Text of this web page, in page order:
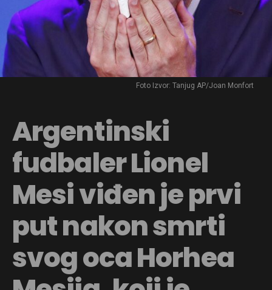
Foto Izvor: Tanjug AP/Joan Monfort
Argentinski
fudbaler Lionel
Mesi viđen je prvi
put nakon smrti
svog oca Horhea